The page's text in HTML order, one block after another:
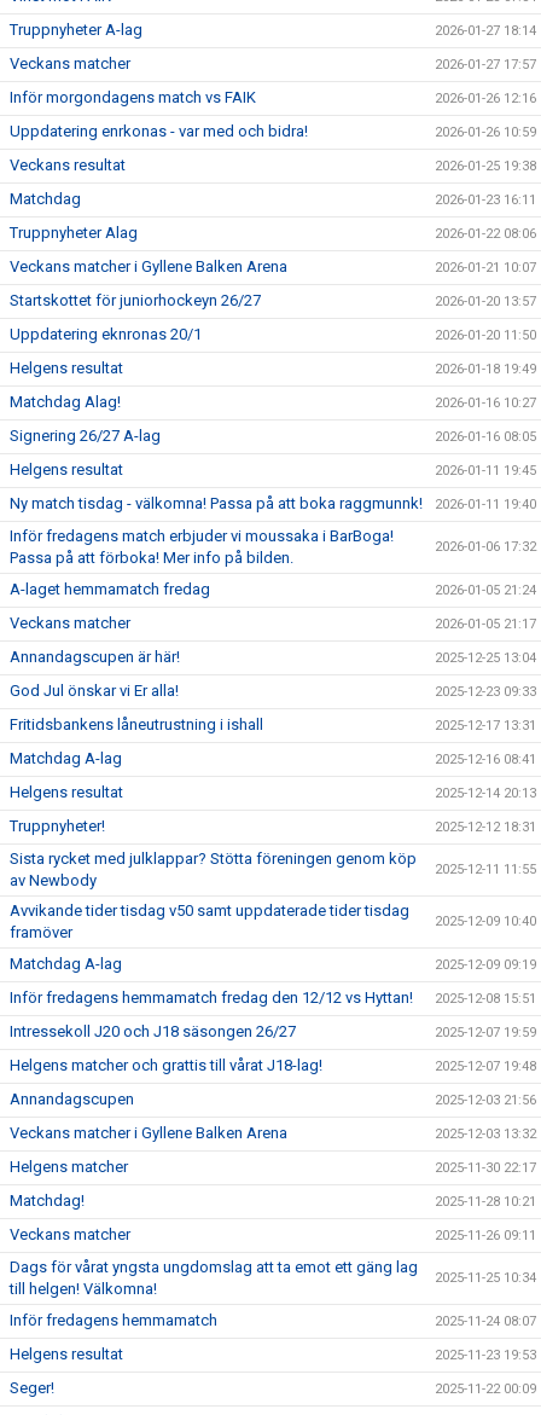
Truppnyheter A-lag 2026-01-27 18:14
Veckans matcher 2026-01-27 17:57
Inför morgondagens match vs FAIK 2026-01-26 12:16
Uppdatering enrkonas - var med och bidra! 2026-01-26 10:59
Veckans resultat 2026-01-25 19:38
Matchdag 2026-01-23 16:11
Truppnyheter Alag 2026-01-22 08:06
Veckans matcher i Gyllene Balken Arena 2026-01-21 10:07
Startskottet för juniorhockeyn 26/27 2026-01-20 13:57
Uppdatering eknronas 20/1 2026-01-20 11:50
Helgens resultat 2026-01-18 19:49
Matchdag Alag! 2026-01-16 10:27
Signering 26/27 A-lag 2026-01-16 08:05
Helgens resultat 2026-01-11 19:45
Ny match tisdag - välkomna! Passa på att boka raggmunnk! 2026-01-11 19:40
Inför fredagens match erbjuder vi moussaka i BarBoga!
Passa på att förboka! Mer info på bilden.
2026-01-06 17:32
A-laget hemmamatch fredag 2026-01-05 21:24
Veckans matcher 2026-01-05 21:17
Annandagscupen är här! 2025-12-25 13:04
God Jul önskar vi Er alla! 2025-12-23 09:33
Fritidsbankens låneutrustning i ishall 2025-12-17 13:31
Matchdag A-lag 2025-12-16 08:41
Helgens resultat 2025-12-14 20:13
Truppnyheter! 2025-12-12 18:31
Sista rycket med julklappar? Stötta föreningen genom köp
av Newbody
2025-12-11 11:55
Avvikande tider tisdag v50 samt uppdaterade tider tisdag
framöver
2025-12-09 10:40
Matchdag A-lag 2025-12-09 09:19
Inför fredagens hemmamatch fredag den 12/12 vs Hyttan! 2025-12-08 15:51
Intressekoll J20 och J18 säsongen 26/27 2025-12-07 19:59
Helgens matcher och grattis till vårat J18-lag! 2025-12-07 19:48
Annandagscupen 2025-12-03 21:56
Veckans matcher i Gyllene Balken Arena 2025-12-03 13:32
Helgens matcher 2025-11-30 22:17
Matchdag! 2025-11-28 10:21
Veckans matcher 2025-11-26 09:11
Dags för vårat yngsta ungdomslag att ta emot ett gäng lag
till helgen! Välkomna!
2025-11-25 10:34
Inför fredagens hemmamatch 2025-11-24 08:07
Helgens resultat 2025-11-23 19:53
Seger! 2025-11-22 00:09